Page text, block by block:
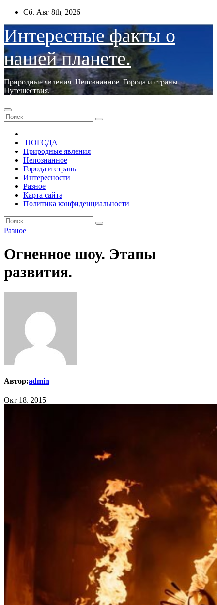
Перейти
содержимому
Сб. Авг 8th, 2026
Интересные факты о
нашей планете.
Природные явления. Непознанное. Города и страны.
Путешествия.
ПОГОДА
Природные явления
Непознанное
Города и страны
Интересности
Разное
Карта сайта
Политика конфиденциальности
Разное
Огненное шоу. Этапы
развития.
Автор:admin
Окт 18, 2015